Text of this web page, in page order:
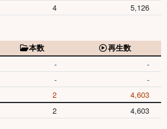
4 5,126
本数
再生数
- -
- -
2 4,603
2 4,603